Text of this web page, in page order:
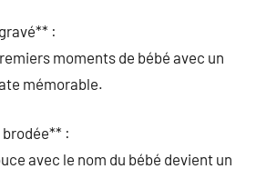
:
moments de bébé avec un
mémorable.
:
avec le nom du bébé devient un